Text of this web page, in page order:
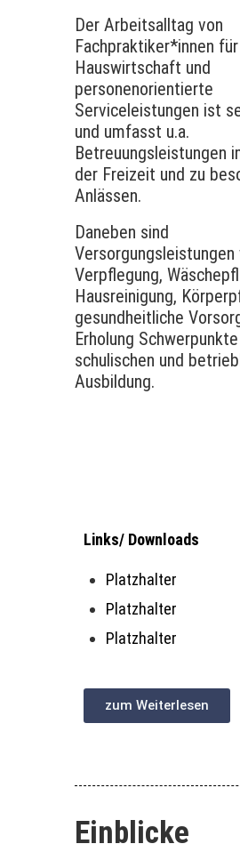
Der Arbeitsalltag von
Fachpraktiker*innen für
Hauswirtschaft und
personenorientierte
Serviceleistungen ist
und umfasst u.a.
Betreuungsleistungen
der Freizeit und zu
Anlässen.
Daneben sind
Versorgungsleistungen
Verpflegung,
Hausreinigung,
gesundheitliche
Erholung
schulischen und
Ausbildung.
Links/ Downloads
Platzhalter
Platzhalter
Platzhalter
zum Weiterlesen
Einblicke